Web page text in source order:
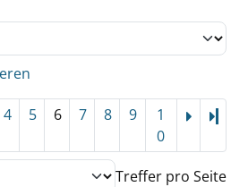
4 5 6 7 8 9
1
0
Treffer pro Seite